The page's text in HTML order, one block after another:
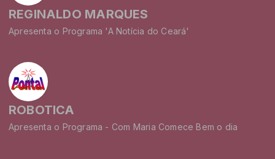
REGINALDO MARQUES
Apresenta o Programa 'A Notícia do Ceará'
ROBOTICA
Apresenta o Programa - Com Maria Comece Bem o dia